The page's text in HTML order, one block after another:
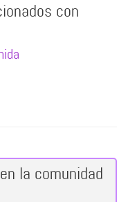
con
la comunidad